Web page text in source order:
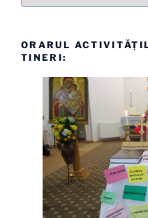
ORARUL
TINERI: